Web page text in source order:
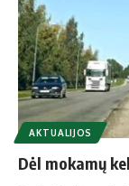
AKTUALIJOS
Dėl mokamų